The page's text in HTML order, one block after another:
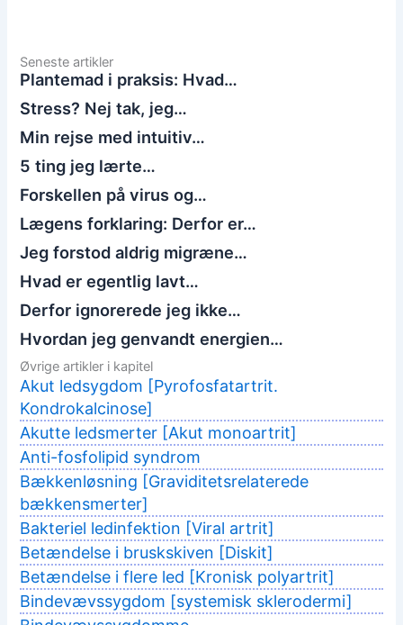
Seneste artikler
Plantemad i praksis: Hvad…
Stress? Nej tak, jeg…
Min rejse med intuitiv…
5 ting jeg lærte…
Forskellen på virus og…
Lægens forklaring: Derfor er…
Jeg forstod aldrig migræne…
Hvad er egentlig lavt…
Derfor ignorerede jeg ikke…
Hvordan jeg genvandt energien…
Øvrige artikler i kapitel
Akut ledsygdom [Pyrofosfatartrit.
Kondrokalcinose]
Akutte ledsmerter [Akut monoartrit]
Anti-fosfolipid syndrom
Bækkenløsning [Graviditetsrelaterede
bækkensmerter]
Bakteriel ledinfektion [Viral artrit]
Betændelse i bruskskiven [Diskit]
Betændelse i flere led [Kronisk polyartrit]
Bindevævssygdom [systemisk sklerodermi]